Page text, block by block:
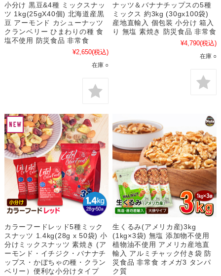
小分け 黒豆&4種 ミックスナッ
ツ 1kg(25gX40個) 北海道産黒
豆 アーモンド カシューナッツ
クランベリー ひまわりの種 食
塩不使用 防災食品 非常食
¥2,650(税込)
在庫 ○
ナッツ＆バナナチップスの5種
ミックス 約3kg (30gx100袋)
産地直輸入 個包装 小分け 箱入
り 無塩 素焼き 防災食品 非常食
¥4,790(税込)
在庫 ○
カラーフードレッド5種ミック
スナッツ 1.4kg(28g x 50袋) 小
分けミックスナッツ 素焼き (ア
ーモンド・イチジク・バナナチ
ップス・かぼちゃの種・クラン
ベリー）便利な小分けタイプ
生くるみ(アメリカ産)3kg
(1kg×3袋) 無塩 添加物不使用
植物油不使用 アメリカ産地直
輸入 アルミチャック付き袋 防
災食品 非常食 オメガ3 タンパ
ク質